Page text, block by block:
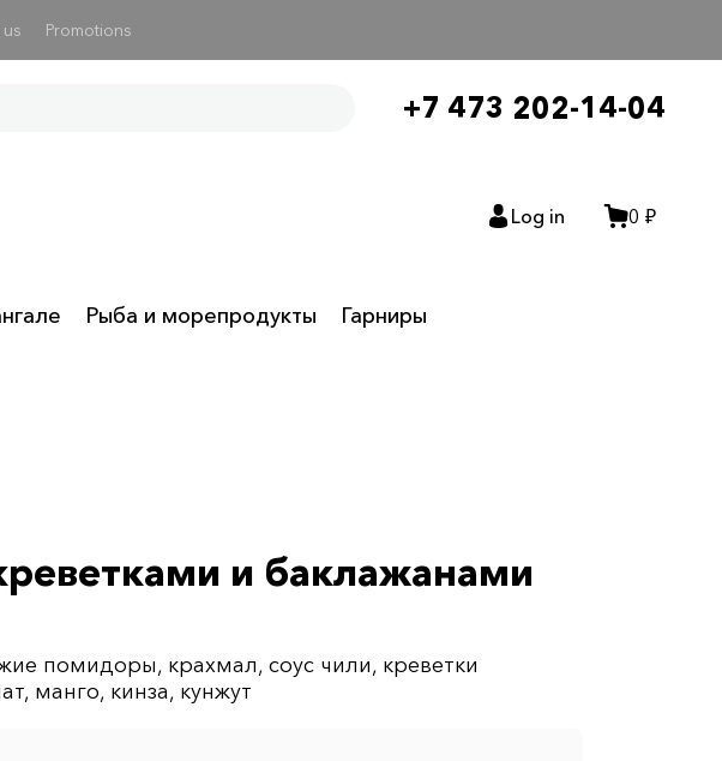
Promotions
+7 473 202-14-04
Log in 0 ₽
Рыба и морепродукты
Гарниры
и баклажанами
помидоры, крахмал, соус чили, креветки